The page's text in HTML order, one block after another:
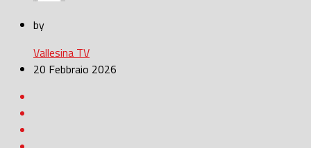
by
Vallesina TV
20 Febbraio 2026